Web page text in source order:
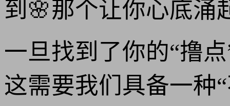
到🌸那个让你心底涌
一旦找到了你的“撸
这需要我们具备一种